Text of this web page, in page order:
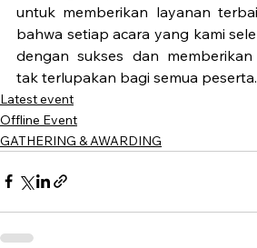
untuk memberikan layanan
bahwa setiap acara yang kami
dengan sukses dan
tak terlupakan bagi semua peserta.
Latest event
Offline Event
GATHERING & AWARDING